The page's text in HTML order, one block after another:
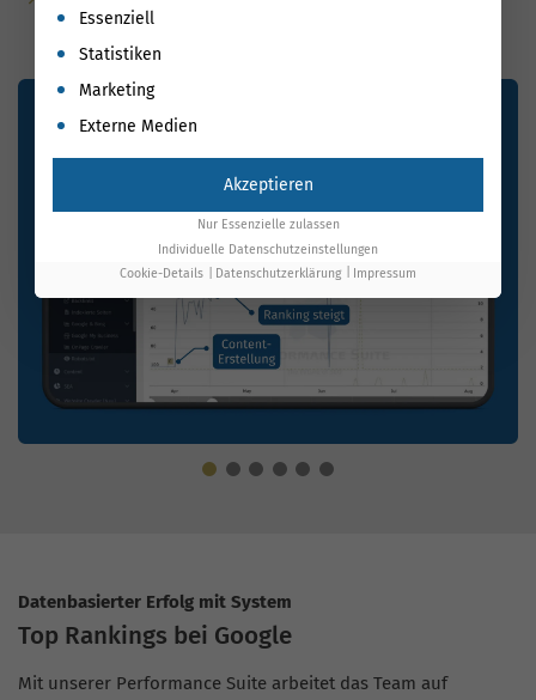
Struktur
Datenbasierter Erfolg mit System
Top Rankings bei Google
Mit unserer Performance Suite arbeitet das Team auf
Es folgt eine Liste der Service-Gruppen, für die eine
Essenziell
Statistiken
Marketing
Externe Medien
Akzeptieren
Nur Essenzielle zulassen
Individuelle Datenschutzeinstellungen
Cookie-Details
Datenschutzerklärung Impressum